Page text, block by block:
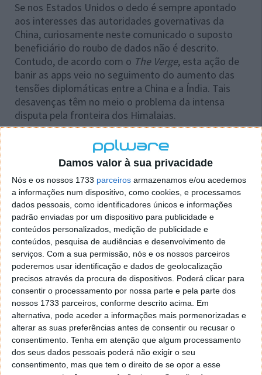
Damos valor à sua privacidade
Nós e os nossos 1733 parceiros armazenamos e/ou acedemos
a informações num dispositivo, como cookies, e processamos
dados pessoais, como identificadores únicos e informações
padrão enviadas por um dispositivo para publicidade e
conteúdos personalizados, medição de publicidade e
conteúdos, pesquisa de audiências e desenvolvimento de
serviços. Com a sua permissão, nós e os nossos parceiros
poderemos usar identificação e dados de geolocalização
precisos através da procura de dispositivos. Poderá clicar para
consentir o processamento por nossa parte e pela parte dos
nossos 1733 parceiros, conforme descrito acima. Em
alternativa, pode aceder a informações mais pormenorizadas e
alterar as suas preferências antes de consentir ou recusar o
consentimento. Tenha em atenção que algum processamento
dos seus dados pessoais poderá não exigir o seu
consentimento, mas que tem o direito de se opor a esse
Se nos Estados Unidos o dedo é sempre apontado
aos interesses das autoridades governativas da
China, curiosamente neste comunicado o suposto
beneficiário do roubo de dados não é descrito.
Contudo, de acordo com o The Verge, esta ação de
banir as apps veio no seguimento do aumento das
tensões diplomáticas entre a China e a Índia. Tais
desavenças têm no meio o problema da intensa
disputa pela fronteira dos Himalaias.
Apesar deste problema que nada tem a ver, as
autoridades da Índia divulgaram a lista com um total
de 118 apps chineses banidas do país. Embora o
PUBG Mobile seja o nome mais sonante, estão
envolvidas apps que contam com milhões de
utilizadores no país.